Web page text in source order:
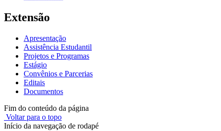
Extensão
Apresentação
Assistência Estudantil
Projetos e Programas
Estágio
Convênios e Parcerias
Editais
Documentos
Fim do conteúdo da página
Voltar para o topo
Início da navegação de rodapé